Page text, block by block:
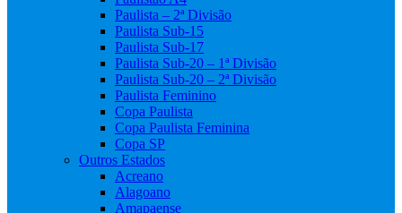
Paulista – 2ª Divisão
Paulista Sub-15
Paulista Sub-17
Paulista Sub-20 – 1ª Divisão
Paulista Sub-20 – 2ª Divisão
Paulista Feminino
Copa Paulista
Copa Paulista Feminina
Copa SP
Outros Estados
Acreano
Alagoano
Amapaense